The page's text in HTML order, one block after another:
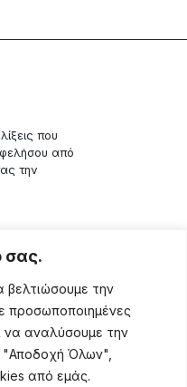
σας.
βελτιώσουμε την
προσωποποιημένες
να αναλύσουμε την
"Αποδοχή Όλων",
από εμάς.
που
από
την